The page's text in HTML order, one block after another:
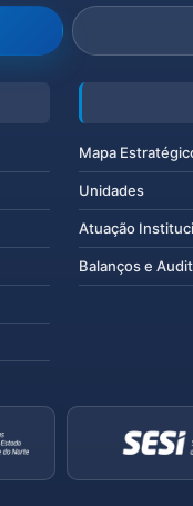
Mapa
Unidades
Atuação
Balanços e